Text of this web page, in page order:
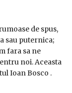
de spus,
sau puternica;
fara sa ne
noi. Aceasta
Ioan Bosco .